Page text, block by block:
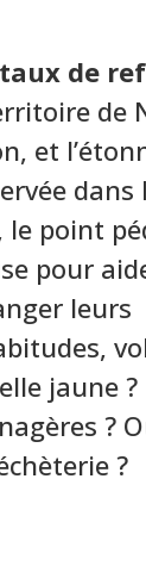
de
de
et
dans
point
pour
leurs
jaune ?
?
?